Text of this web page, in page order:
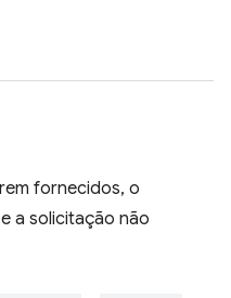
fornecidos, o
a solicitação não